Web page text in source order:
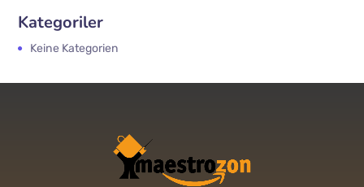
Kategoriler
Keine Kategorien